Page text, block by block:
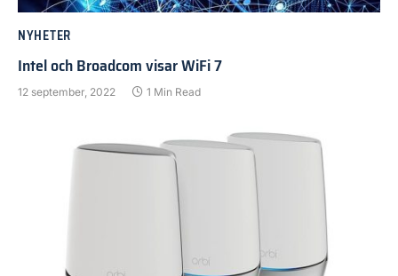
NYHETER
Intel och Broadcom visar WiFi 7
12 september, 2022 1 Min Read